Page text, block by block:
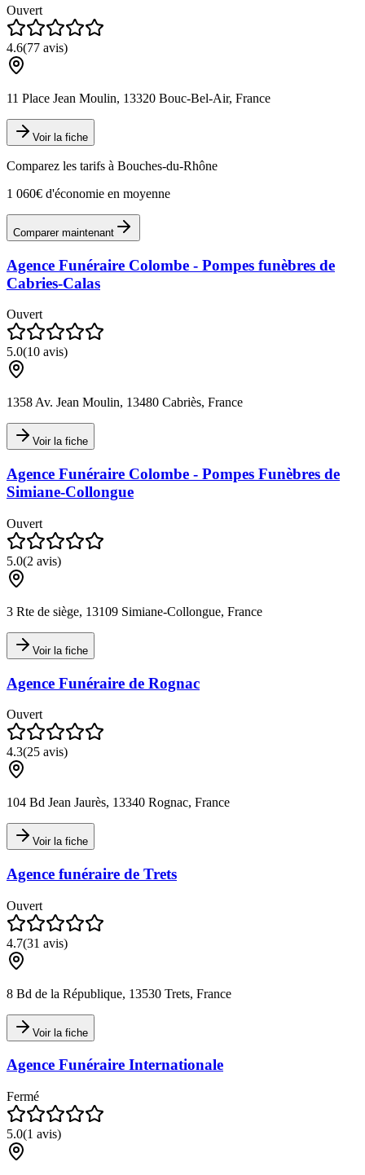
Ouvert
4.6(77 avis)
11 Place Jean Moulin, 13320 Bouc-Bel-Air, France
Voir la fiche
Comparez les tarifs à Bouches-du-Rhône
1 060€ d'économie en moyenne
Comparer maintenant
Agence Funéraire Colombe - Pompes funèbres de
Cabries-Calas
Ouvert
5.0(10 avis)
1358 Av. Jean Moulin, 13480 Cabriès, France
Voir la fiche
Agence Funéraire Colombe - Pompes Funèbres de
Simiane-Collongue
Ouvert
5.0(2 avis)
3 Rte de siège, 13109 Simiane-Collongue, France
Voir la fiche
Agence Funéraire de Rognac
Ouvert
4.3(25 avis)
104 Bd Jean Jaurès, 13340 Rognac, France
Voir la fiche
Agence funéraire de Trets
Ouvert
4.7(31 avis)
8 Bd de la République, 13530 Trets, France
Voir la fiche
Agence Funéraire Internationale
Fermé
5.0(1 avis)